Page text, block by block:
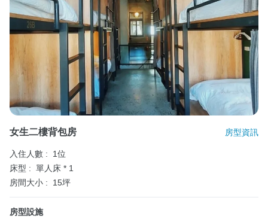
女生二樓背包房 房型資訊
入住人數 :
1位
床型 : 單人床 * 1
房間大小 :
15坪
房型設施